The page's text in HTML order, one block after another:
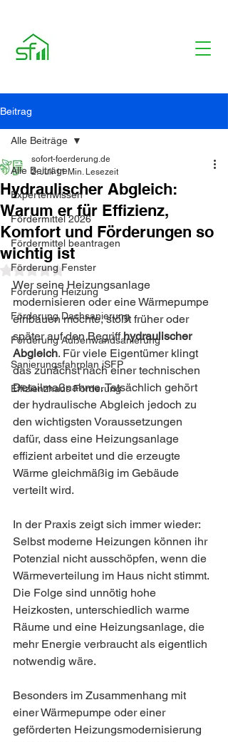
Beitrag
Alle Beiträge
Expertenwissen
Fördermittel 2026
Fördermittel beantragen
Förderung Fenster
Förderung Heizung
Förderung Dachsanierung
Förderung Außenwandsanierung
Sanierungsfahrplan iSFP
Effizienzhaus Förderung
Alle Beiträge
Hydraulischer Abgleich:
Warum er für Effizienz,
Komfort und Förderungen so
wichtig ist
sofort-foerderung.de
2. Juli 11 Min. Lesezeit
Mit NaN von 5 Sternen bewertet.
Wer seine Heizungsanlage
modernisieren oder eine Wärmepumpe
einbauen möchte, stößt früher oder
später auf den Begriff hydraulischer
Abgleich. Für viele Eigentümer klingt
das zunächst nach einer technischen
Detailmaßnahme. Tatsächlich gehört
der hydraulische Abgleich jedoch zu
den wichtigsten Voraussetzungen
dafür, dass eine Heizungsanlage
effizient arbeitet und die erzeugte
Wärme gleichmäßig im Gebäude
verteilt wird.
In der Praxis zeigt sich immer wieder:
Selbst moderne Heizungen können ihr
Potenzial nicht ausschöpfen, wenn die
Wärmeverteilung im Haus nicht stimmt.
Die Folge sind unnötig hohe
Heizkosten, unterschiedlich warme
Räume und eine Heizungsanlage, die
mehr Energie verbraucht als eigentlich
notwendig wäre.
Besonders im Zusammenhang mit
einer Wärmepumpe oder einer
geförderten Heizungsmodernisierung